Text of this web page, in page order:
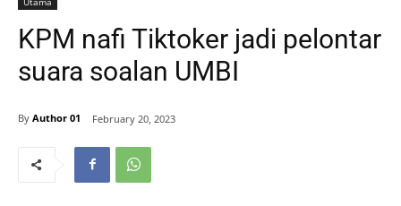
KPM nafi Tiktoker jadi pelontar
suara soalan UMBI
By Author 01 February 20, 2023